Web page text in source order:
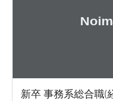
新卒 事務系総合職(